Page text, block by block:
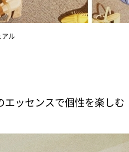
アル
ッセンスで個性を楽しむ